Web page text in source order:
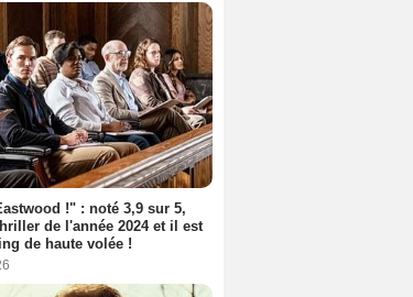
!" : noté 3,9 sur 5,
de l'année 2024 et il est
de haute volée !